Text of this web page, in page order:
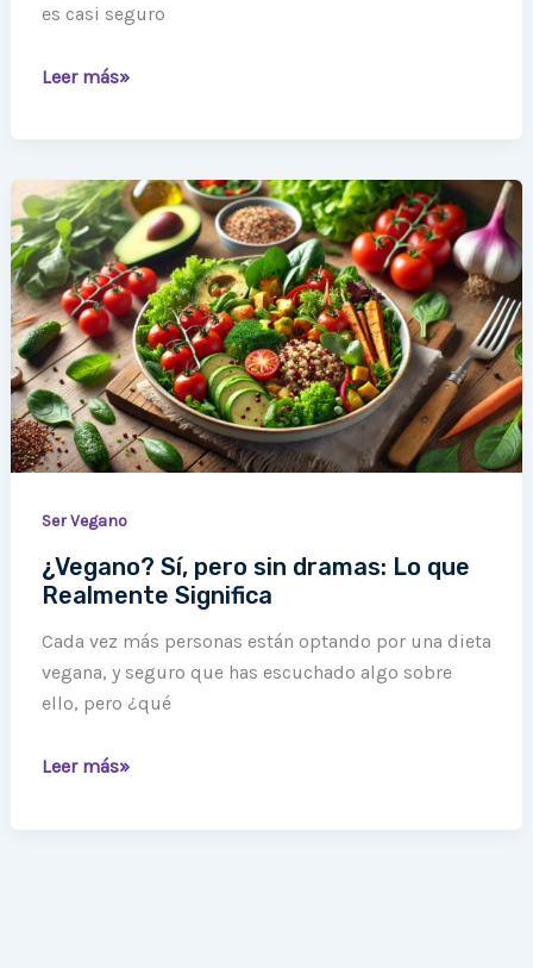
es casi seguro
Leer más»
Ser Vegano
¿Vegano? Sí, pero sin dramas: Lo que
Realmente Significa
Cada vez más personas están optando por una dieta
vegana, y seguro que has escuchado algo sobre
ello, pero ¿qué
¿Vegano?
Sí,
pero
sin
dramas:
Lo
que
Realmente
Significa
Leer más»